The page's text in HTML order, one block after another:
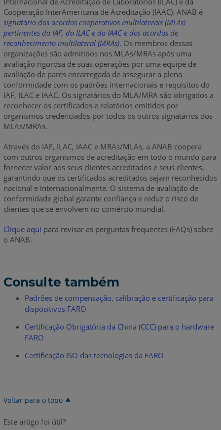
Cooperação InterAmericana de Acreditação (IAAC). ANAB é
signatário dos acordos cooperativos multilaterais (MLAs)
pertinentes do IAF, da ILAC e da IAAC e dos acordos de
reconhecimento multilateral (MRAs). Os membros dessas
organizações são admitidos nos MLAs/MRAs após uma
avaliação rigorosa de suas operações por uma equipe de
avaliação de pares encarregada de assegurar a plena
conformidade com os padrões internacionais e requisitos do
IAF, ILAC e IAAC. Os signatários do MLA/MRA são obrigados a
reconhecer os certificados e relatórios emitidos por
organismos credenciados por todos os outros signatários dos
MLAs/MRAs.
Através do IAF, ILAC, IAAC e MRAs/MLAs, a ANAB coopera
com outros organismos de acreditação em todo o mundo para
fornecer valor aos seus clientes acreditados e seus clientes,
garantindo que os certificados acreditados sejam reconhecidos
nacional e internacionalmente. O sistema de avaliação de
conformidade global garante confiança e reduz o risco de
clientes que se envolvem no comércio mundial.
Clique aqui para revisar as perguntas frequentes (FAQs) sobre
o ANAB.
Consulte também
Padrões de compensação, calibração e certificação para
dispositivos FARO
Certificação Obrigatória da China (CCC) para o hardware
FARO
Certificação ISO das tecnologias da FARO
Voltar para o topo
Este artigo foi útil?